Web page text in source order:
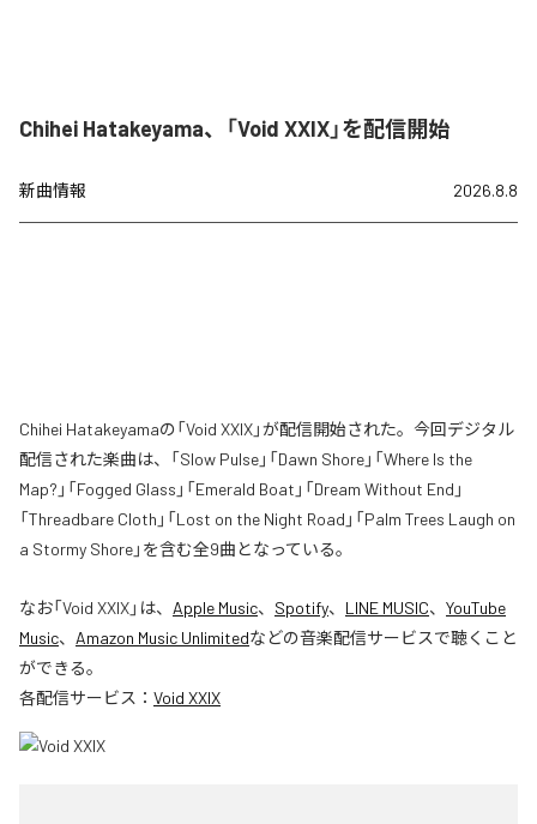
Chihei Hatakeyama、「Void XXIX」を配信開始
新曲情報 2026.8.8
Chihei Hatakeyamaの「Void XXIX」が配信開始された。今回デジタル
配信された楽曲は、「Slow Pulse」「Dawn Shore」「Where Is the
Map?」「Fogged Glass」「Emerald Boat」「Dream Without End」
「Threadbare Cloth」「Lost on the Night Road」「Palm Trees Laugh on
a Stormy Shore」を含む全9曲となっている。
なお「Void XXIX」は、 Apple Music、 Spotify、 LINE MUSIC、 YouTube
Music、 Amazon Music Unlimitedなどの音楽配信サービスで聴くこと
ができる。
各配信サービス： Void XXIX